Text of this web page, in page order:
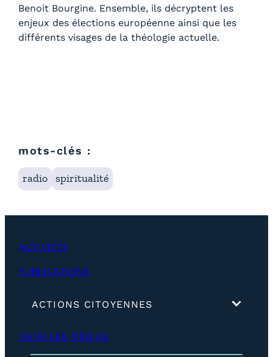
Benoit Bourgine. Ensemble, ils décryptent les
enjeux des élections européenne ainsi que les
différents visages de la théologie actuelle.
mots-clés :
radio spiritualité
ACTIVITÉS
PUBLICATIONS
ACTIONS CITOYENNES
DANS LES MÉDIAS